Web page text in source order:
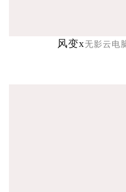
风变x无影云电